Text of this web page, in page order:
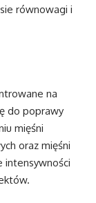
równowagi i
na
do poprawy
mięśni
oraz mięśni
intensywności